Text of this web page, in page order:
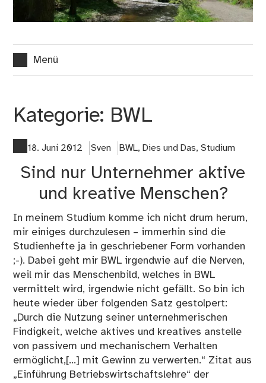
Menü
Kategorie: BWL
18. Juni 2012 Sven BWL, Dies und Das, Studium
Sind nur Unternehmer aktive
und kreative Menschen?
In meinem Studium komme ich nicht drum herum,
mir einiges durchzulesen – immerhin sind die
Studienhefte ja in geschriebener Form vorhanden
;-). Dabei geht mir BWL irgendwie auf die Nerven,
weil mir das Menschenbild, welches in BWL
vermittelt wird, irgendwie nicht gefällt. So bin ich
heute wieder über folgenden Satz gestolpert:
„Durch die Nutzung seiner unternehmerischen
Findigkeit, welche aktives und kreatives anstelle
von passivem und mechanischem Verhalten
ermöglicht,[...] mit Gewinn zu verwerten.“ Zitat aus
„Einführung Betriebswirtschaftslehre“ der